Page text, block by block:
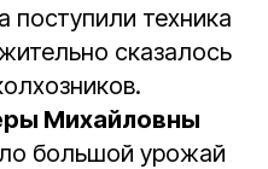
техника
сказалось
Михайловны
большой урожай